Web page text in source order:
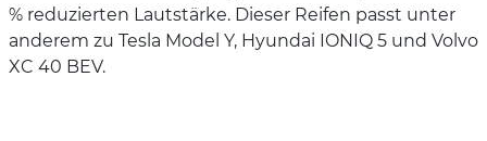
% reduzierten Lautstärke. Dieser Reifen passt unter
anderem zu Tesla Model Y, Hyundai IONIQ 5 und Volvo
XC 40 BEV.